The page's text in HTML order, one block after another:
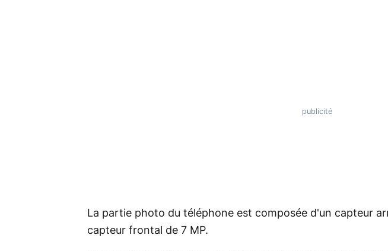
La partie photo du téléphone est composée d'un capteur
capteur frontal de 7 MP.